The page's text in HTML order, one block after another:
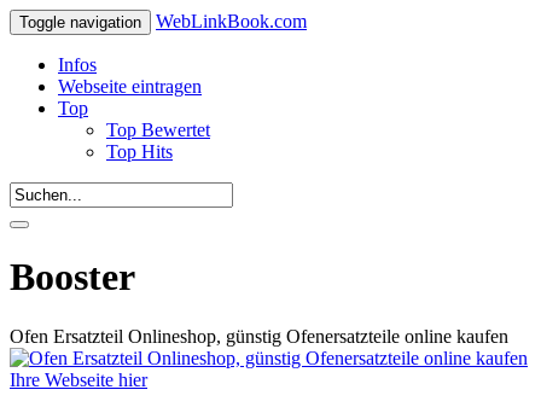
Toggle navigation WebLinkBook.com
Infos
Webseite eintragen
Top
Top Bewertet
Top Hits
Booster
Ofen Ersatzteil Onlineshop, günstig Ofenersatzteile online kaufen
Ihre Webseite hier